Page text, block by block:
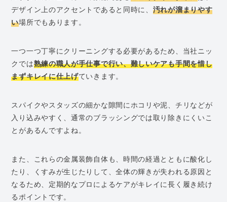
デザイン上のアクセントであると同時に、 汚れが溜まりやす
い場所でもあります。
一つ一つ丁寧にクリーニングする必要があるため、当社ニッ
クでは熟練の職人が手仕事で行い、難しいケアも手間を惜し
まずキレイに仕上げていきます。
スパイクやスタッズの細かな隙間にホコリや泥、チリなどが
入り込みやすく、通常のブラッシングでは取り除きにくいこ
とがあるんですよね。
また、これらの金属装飾自体も、時間の経過とともに酸化し
たり、くすみが生じたりして、全体の輝きが失われる原因と
なるため、定期的なプロによるケアがキレイに長く履き続け
るポイントです。